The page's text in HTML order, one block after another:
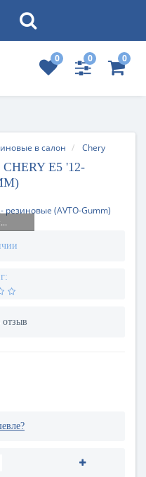
0 0 0
в салон Chery
E5 '12-
отзыв